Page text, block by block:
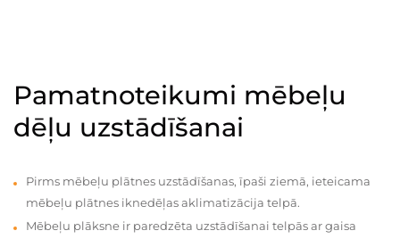
Pamatnoteikumi mēbeļu
dēļu uzstādīšanai
Pirms mēbeļu plātnes uzstādīšanas, īpaši ziemā, ieteicama
mēbeļu plātnes iknedēļas aklimatizācija telpā.
Mēbeļu plāksne ir paredzēta uzstādīšanai telpās ar gaisa